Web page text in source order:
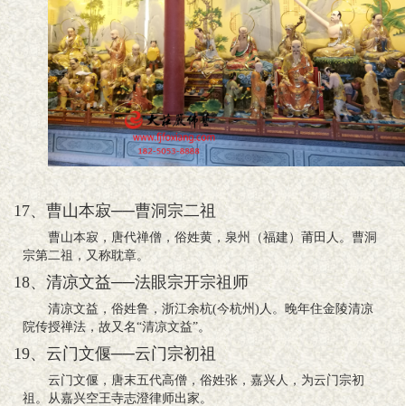
17、曹山本寂──曹洞宗二祖
曹山本寂，唐代禅僧，俗姓黄，泉州（福建）莆田人。曹洞
宗第二祖，又称耽章。
18、清凉文益──法眼宗开宗祖师
清凉文益，俗姓鲁，浙江余杭(今杭州)人。晚年住金陵清凉
院传授禅法，故又名“清凉文益”。
19、云门文偃──云门宗初祖
云门文偃，唐末五代高僧，俗姓张，嘉兴人，为云门宗初
祖。从嘉兴空王寺志澄律师出家。